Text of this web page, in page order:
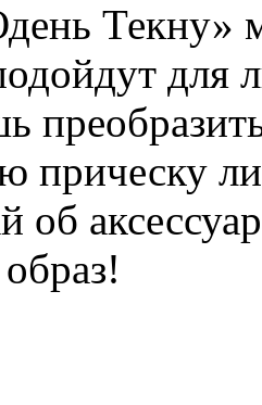
Текну»
для
прическу
об